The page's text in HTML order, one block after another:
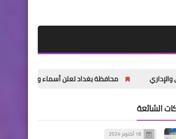
محافظة بغداد تعلن أسماء وأماكن توزيع المقبولين
الشائعة
18 أكتوبر 2024